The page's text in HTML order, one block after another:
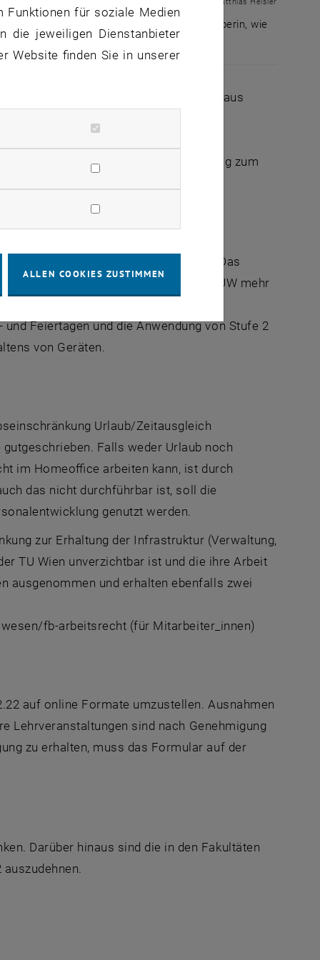
die TUW zu einer attraktiven Arbeitgeberin, wie
macht die TUW zu einer attraktiven
Jahr 2023 zusätzlich 150 Mio. Euro aus
auszuschöpfen und einen Beitrag zum
Jänner 2023
genannten Zeitraum umzusetzen. Das
in diesem Zeitraum spart der TUW mehr
Feiertagen und die Anwendung von Stufe 2
von Geräten.
Urlaub/Zeitausgleich
Falls weder Urlaub noch
im Homeoffice arbeiten kann, ist durch
das nicht durchführbar ist, soll die
URL in einem neuen Fenster
genutzt werden.
zur Erhaltung der Infrastruktur (Verwaltung,
TU Wien unverzichtbar ist und die ihre Arbeit
ausgenommen und erhalten ebenfalls zwei
fb-arbeitsrecht (für Mitarbeiter_innen)
auf online Formate umzustellen. Ausnahmen
Lehrveranstaltungen sind nach Genehmigung
zu erhalten, muss das Formular auf der
Darüber hinaus sind die in den Fakultäten
Funktionen für soziale Medien
die jeweiligen Dienstanbieter
Website finden Sie in unserer
ALLEN COOKIES ZUSTIMMEN